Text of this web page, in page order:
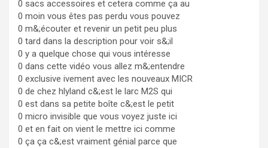
0 sacs accessoires et cetera comme ça au
0 moin vous êtes pas perdu vous pouvez
0 m&;écouter et revenir un petit peu plus
0 tard dans la description pour voir s&;il
0 y a quelque chose qui vous intéresse
0 dans cette vidéo vous allez m&;entendre
0 exclusive ivement avec les nouveaux MICR
0 de chez hlyland c&;est le larc M2S qui
0 est dans sa petite boîte c&;est le petit
0 micro invisible que vous voyez juste ici
0 et en fait on vient le mettre ici comme
0 ça ça c&;est vraiment génial parce que